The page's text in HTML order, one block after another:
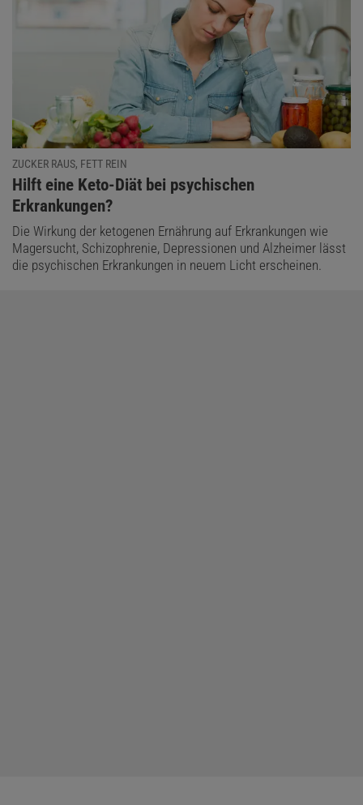
ZUCKER RAUS, FETT REIN
:
Hilft eine Keto-Diät bei psychischen
Erkrankungen?
Die Wirkung der ketogenen Ernährung auf Erkrankungen wie
Magersucht, Schizophrenie, Depressionen und Alzheimer lässt
die psychischen Erkrankungen in neuem Licht erscheinen.